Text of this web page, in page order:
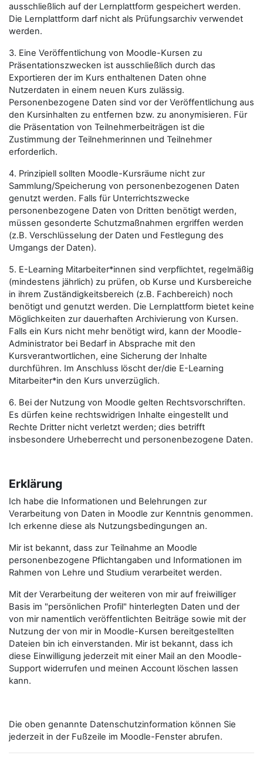
ausschließlich auf der Lernplattform gespeichert werden.
Die Lernplattform darf nicht als Prüfungsarchiv verwendet
werden.
3. Eine Veröffentlichung von Moodle-Kursen zu
Präsentationszwecken ist ausschließlich durch das
Exportieren der im Kurs enthaltenen Daten ohne
Nutzerdaten in einem neuen Kurs zulässig.
Personenbezogene Daten sind vor der Veröffentlichung aus
den Kursinhalten zu entfernen bzw. zu anonymisieren. Für
die Präsentation von Teilnehmerbeiträgen ist die
Zustimmung der Teilnehmerinnen und Teilnehmer
erforderlich.
4. Prinzipiell sollten Moodle-Kursräume nicht zur
Sammlung/Speicherung von personenbezogenen Daten
genutzt werden. Falls für Unterrichtszwecke
personenbezogene Daten von Dritten benötigt werden,
müssen gesonderte Schutzmaßnahmen ergriffen werden
(z.B. Verschlüsselung der Daten und Festlegung des
Umgangs der Daten).
5. E-Learning Mitarbeiter*innen sind verpflichtet, regelmäßig
(mindestens jährlich) zu prüfen, ob Kurse und Kursbereiche
in ihrem Zuständigkeitsbereich (z.B. Fachbereich) noch
benötigt und genutzt werden. Die Lernplattform bietet keine
Möglichkeiten zur dauerhaften Archivierung von Kursen.
Falls ein Kurs nicht mehr benötigt wird, kann der Moodle-
Administrator bei Bedarf in Absprache mit den
Kursverantwortlichen, eine Sicherung der Inhalte
durchführen. Im Anschluss löscht der/die E-Learning
Mitarbeiter*in den Kurs unverzüglich.
6. Bei der Nutzung von Moodle gelten Rechtsvorschriften.
Es dürfen keine rechtswidrigen Inhalte eingestellt und
Rechte Dritter nicht verletzt werden; dies betrifft
insbesondere Urheberrecht und personenbezogene Daten.
Erklärung
Ich habe die Informationen und Belehrungen zur
Verarbeitung von Daten in Moodle zur Kenntnis genommen.
Ich erkenne diese als Nutzungsbedingungen an.
Mir ist bekannt, dass zur Teilnahme an Moodle
personenbezogene Pflichtangaben und Informationen im
Rahmen von Lehre und Studium verarbeitet werden.
Mit der Verarbeitung der weiteren von mir auf freiwilliger
Basis im "persönlichen Profil" hinterlegten Daten und der
von mir namentlich veröffentlichten Beiträge sowie mit der
Nutzung der von mir in Moodle-Kursen bereitgestellten
Dateien bin ich einverstanden. Mir ist bekannt, dass ich
diese Einwilligung jederzeit mit einer Mail an den Moodle-
Support widerrufen und meinen Account löschen lassen
kann.
Die oben genannte Datenschutzinformation können Sie
jederzeit in der Fußzeile im Moodle-Fenster abrufen.